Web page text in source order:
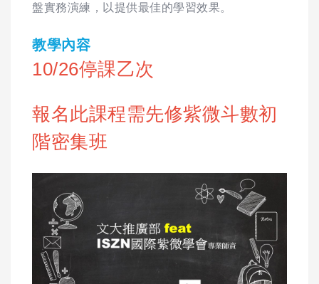
盤實務演練，以提供最佳的學習效果。
教學內容
10/26停課乙次
報名此課程需先修紫微斗數初
階密集班